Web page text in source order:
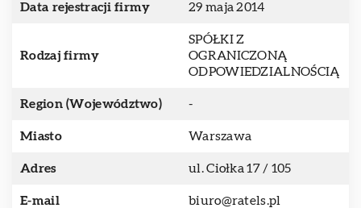
Data rejestracji firmy 29 maja 2014
Rodzaj firmy
SPÓŁKI Z
OGRANICZONĄ
ODPOWIEDZIALNOŚCIĄ
Region (Województwo) -
Miasto Warszawa
Adres ul. Ciołka 17 / 105
E-mail biuro@ratels.pl